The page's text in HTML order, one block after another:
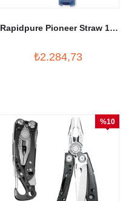
Rapidpure Pioneer Straw 1.2
₺2.284,73
%10